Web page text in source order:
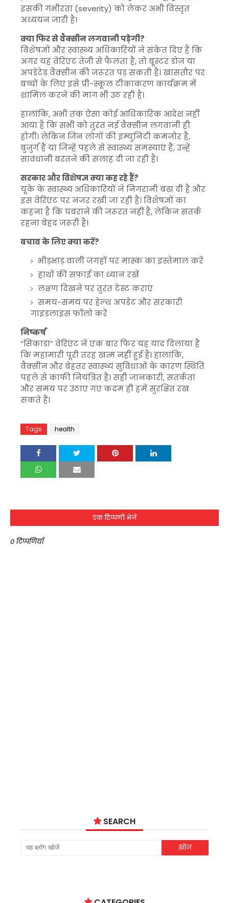
इसकी गंभीरता (severity) को लेकर अभी विस्तृत
अध्ययन जारी है।
क्या फिर से वैक्सीन लगवानी पड़ेगी?
विशेषज्ञों और स्वास्थ्य अधिकारियों ने संकेत दिए हैं कि
अगर यह वेरिएंट तेजी से फैलता है, तो बूस्टर डोज या
अपडेटेड वैक्सीन की जरूरत पड़ सकती है। खासतौर पर
बच्चों के लिए इसे प्री-स्कूल टीकाकरण कार्यक्रम में
शामिल करने की मांग भी उठ रही है।
हालांकि, अभी तक ऐसा कोई आधिकारिक आदेश नहीं
आया है कि सभी को तुरंत नई वैक्सीन लगवानी ही
होगी। लेकिन जिन लोगों की इम्युनिटी कमजोर है,
बुजुर्ग हैं या जिन्हें पहले से स्वास्थ्य समस्याएं हैं, उन्हें
सावधानी बरतने की सलाह दी जा रही है।
सरकार और विशेषज्ञ क्या कह रहे हैं?
यूके के स्वास्थ्य अधिकारियों ने निगरानी बढ़ा दी है और
इस वेरिएंट पर नजर रखी जा रही है। विशेषज्ञों का
कहना है कि घबराने की जरूरत नहीं है, लेकिन सतर्क
रहना बेहद जरूरी है।
बचाव के लिए क्या करें?
भीड़भाड़ वाली जगहों पर मास्क का इस्तेमाल करें
हाथों की सफाई का ध्यान रखें
लक्षण दिखने पर तुरंत टेस्ट कराएं
समय-समय पर हेल्थ अपडेट और सरकारी
गाइडलाइंस फॉलो करें
निष्कर्ष
“सिकाडा” वेरिएंट ने एक बार फिर यह याद दिलाया है
कि महामारी पूरी तरह खत्म नहीं हुई है। हालांकि,
वैक्सीन और बेहतर स्वास्थ्य सुविधाओं के कारण स्थिति
पहले से काफी नियंत्रित है। सही जानकारी, सतर्कता
और समय पर उठाए गए कदम ही हमें सुरक्षित रख
सकते हैं।
Tags health
एक टिप्पणी भेजें
0 टिप्पणियाँ
SEARCH